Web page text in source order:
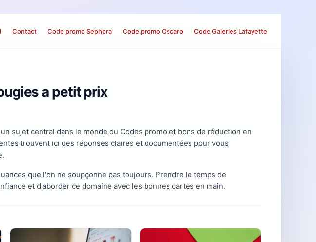
Contact Code promo Sephora Code promo Oscaro Code Galeries Lafayette
a petit prix
un sujet central dans le monde du Codes promo et bons de réduction en
trouvent ici des réponses claires et documentées pour vous
que l'on ne soupçonne pas toujours. Prendre le temps de
et d'aborder ce domaine avec les bonnes cartes en main.